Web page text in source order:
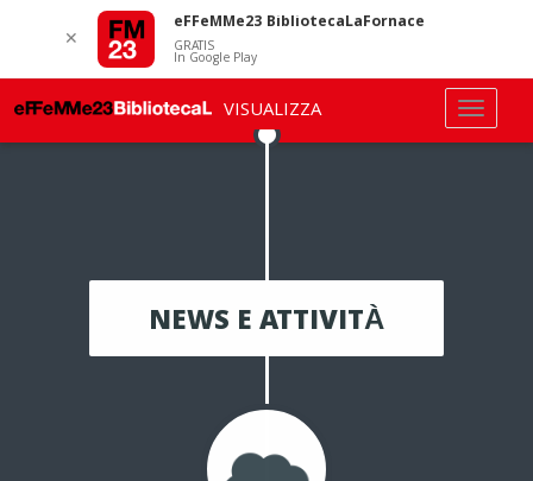
NEWS E ATTIVITÀ
✕
eFFeMMe23 BibliotecaLaFornace
GRATIS
In Google Play
VISUALIZZA